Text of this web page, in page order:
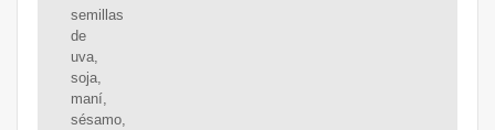
semillas
de
uva,
soja,
maní,
sésamo,